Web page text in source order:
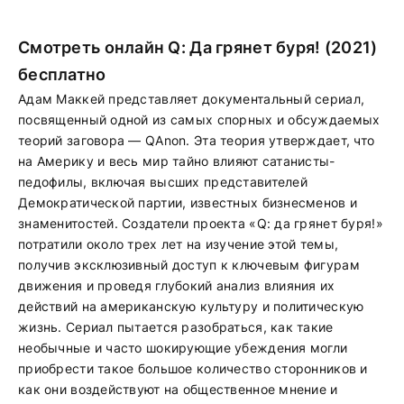
Смотреть онлайн Q: Да грянет буря! (2021)
бесплатно
Адам Маккей представляет документальный сериал,
посвященный одной из самых спорных и обсуждаемых
теорий заговора — QAnon. Эта теория утверждает, что
на Америку и весь мир тайно влияют сатанисты-
педофилы, включая высших представителей
Демократической партии, известных бизнесменов и
знаменитостей. Создатели проекта «Q: да грянет буря!»
потратили около трех лет на изучение этой темы,
получив эксклюзивный доступ к ключевым фигурам
движения и проведя глубокий анализ влияния их
действий на американскую культуру и политическую
жизнь. Сериал пытается разобраться, как такие
необычные и часто шокирующие убеждения могли
приобрести такое большое количество сторонников и
как они воздействуют на общественное мнение и